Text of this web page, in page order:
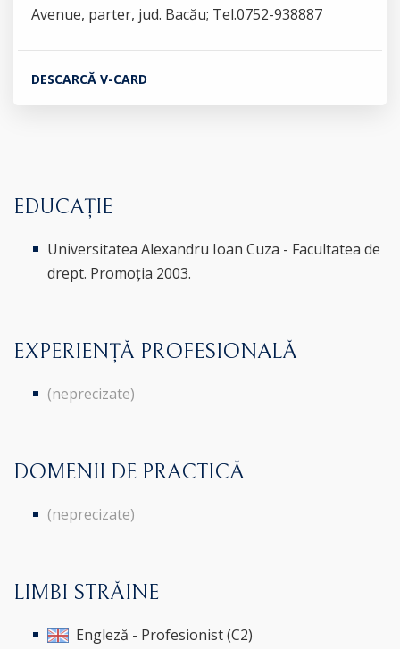
Avenue, parter, jud. Bacău; Tel.0752-938887
DESCARCĂ V-CARD
EDUCAȚIE
Universitatea Alexandru Ioan Cuza - Facultatea de
drept. Promoția 2003.
EXPERIENȚĂ PROFESIONALĂ
(neprecizate)
DOMENII DE PRACTICĂ
(neprecizate)
LIMBI STRĂINE
Engleză - Profesionist (C2)